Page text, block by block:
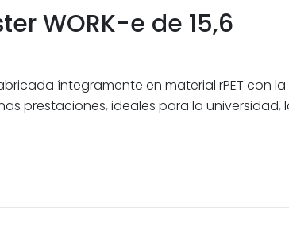
WORK-e de 15,6
íntegramente en material rPET con
prestaciones, ideales para la